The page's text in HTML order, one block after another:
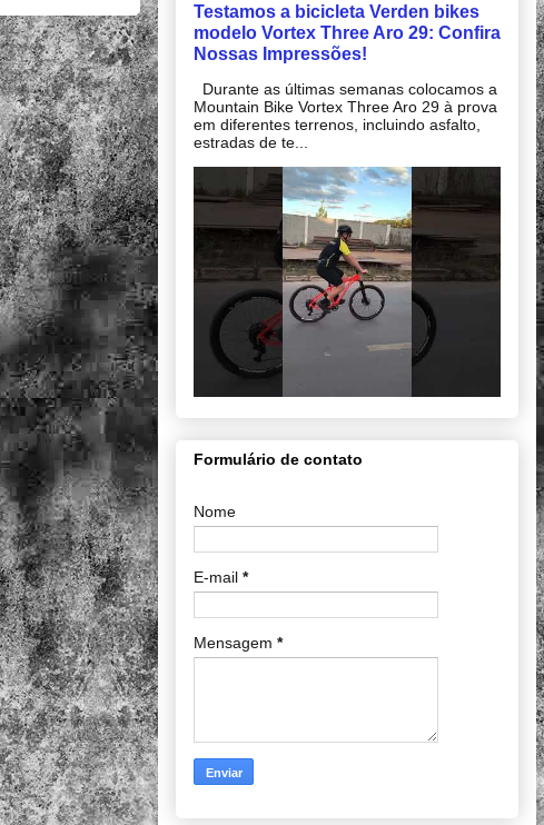
Testamos a bicicleta Verden bikes
modelo Vortex Three Aro 29: Confira
Nossas Impressões!
Durante as últimas semanas colocamos a
Mountain Bike Vortex Three Aro 29 à prova
em diferentes terrenos, incluindo asfalto,
estradas de te...
Formulário de contato
Nome
E-mail *
Mensagem *